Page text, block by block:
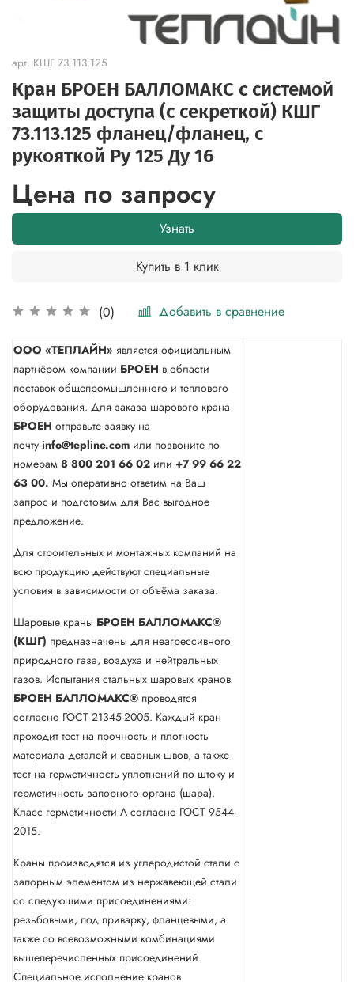
арт. КШГ 73.113.125
Кран БРОЕН БАЛЛОМАКС с системой
защиты доступа (с секреткой) КШГ
73.113.125 фланец/фланец, с
рукояткой Ру 125 Ду 16
(0) Добавить в сравнение
Цена по запросу
Узнать
Купить в 1 клик
ООО «ТЕПЛАЙН» является официальным
партнёром компании БРОЕН в области
поставок общепромышленного и теплового
оборудования. Для заказа шарового крана
БРОЕН отправьте заявку на
почту info@tepline.com или позвоните по
номерам 8 800 201 66 02 или +7 99 66 22
63 00. Мы оперативно ответим на Ваш
запрос и подготовим для Вас выгодное
предложение.
Для строительных и монтажных компаний на
всю продукцию действуют специальные
условия в зависимости от объёма заказа.
Шаровые краны БРОЕН БАЛЛОМАКС®
(КШГ) предназначены для неагрессивного
природного газа, воздуха и нейтральных
газов. Испытания стальных шаровых кранов
БРОЕН БАЛЛОМАКС® проводятся
согласно ГОСТ 21345-2005. Каждый кран
проходит тест на прочность и плотность
материала деталей и сварных швов, а также
тест на герметичность уплотнений по штоку и
герметичность запорного органа (шара).
Класс герметичности А согласно ГОСТ 9544-
2015.
Краны производятся из углеродистой стали с
запорным элементом из нержавеющей стали
со следующими присоединениями:
резьбовыми, под приварку, фланцевыми, а
также со всевозможными комбинациями
вышеперечисленных присоединений.
Специальное исполнение кранов